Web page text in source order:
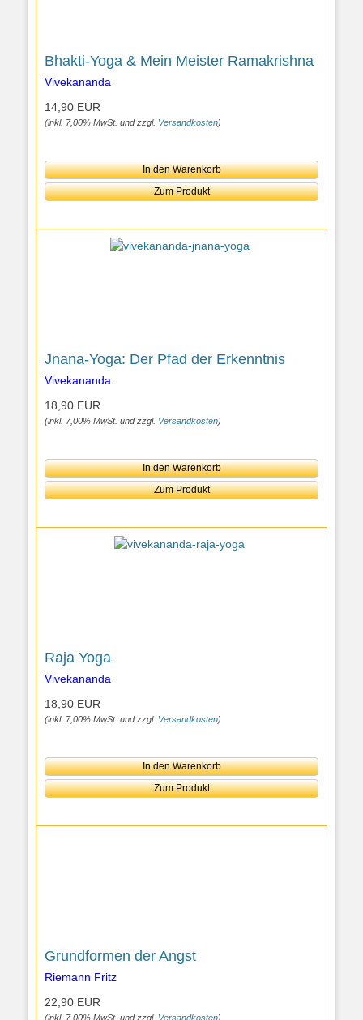
Bhakti-Yoga & Mein Meister Ramakrishna
Vivekananda
14,90 EUR
(inkl. 7,00% MwSt. und zzgl. Versandkosten)
In den Warenkorb
Zum Produkt
Jnana-Yoga: Der Pfad der Erkenntnis
Vivekananda
18,90 EUR
(inkl. 7,00% MwSt. und zzgl. Versandkosten)
In den Warenkorb
Zum Produkt
Raja Yoga
Vivekananda
18,90 EUR
(inkl. 7,00% MwSt. und zzgl. Versandkosten)
In den Warenkorb
Zum Produkt
Grundformen der Angst
Riemann Fritz
22,90 EUR
(inkl. 7,00% MwSt. und zzgl. Versandkosten)